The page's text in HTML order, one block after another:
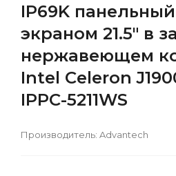
IP69K
экраном 21.5" в
нержавеющем
Intel Celeron
IPPC-5211WS
Производитель: Advantech